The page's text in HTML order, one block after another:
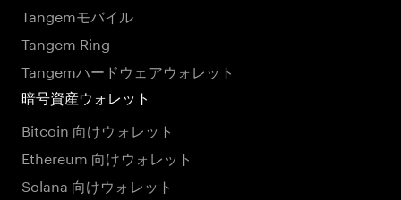
Tangemモバイル
Tangem Ring
Tangemハードウェアウォレット
暗号資産ウォレット
Bitcoin 向けウォレット
Ethereum 向けウォレット
Solana 向けウォレット